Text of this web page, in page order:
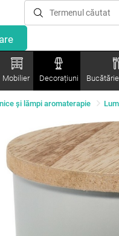
Mobilier Decorațiuni
şi lămpi aromaterapie